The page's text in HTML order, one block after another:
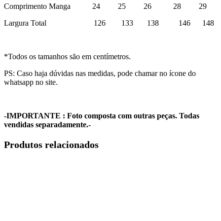
Comprimento Manga 24 25 26 28 29
Largura Total 126 133 138 146 148
*Todos os tamanhos são em centímetros.
PS: Caso haja dúvidas nas medidas, pode chamar no ícone do
whatsapp no site.
-IMPORTANTE : Foto composta com outras peças. Todas
vendidas separadamente.-
Produtos relacionados